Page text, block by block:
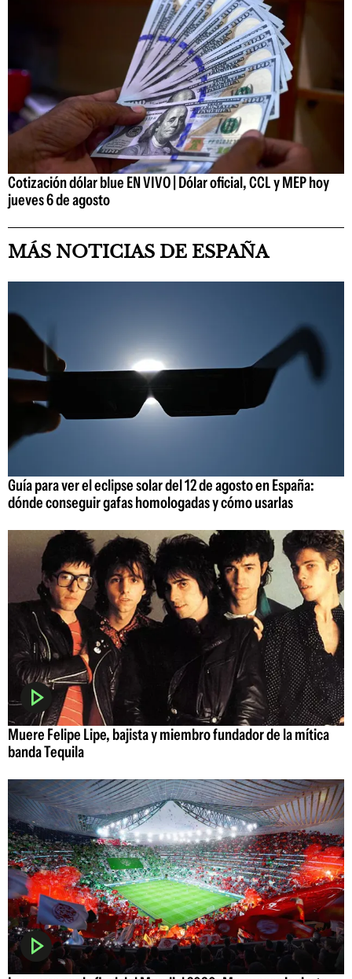
Cotización dólar blue EN VIVO | Dólar oficial, CCL y MEP hoy
jueves 6 de agosto
MÁS NOTICIAS DE ESPAÑA
Guía para ver el eclipse solar del 12 de agosto en España:
dónde conseguir gafas homologadas y cómo usarlas
Muere Felipe Lipe, bajista y miembro fundador de la mítica
banda Tequila